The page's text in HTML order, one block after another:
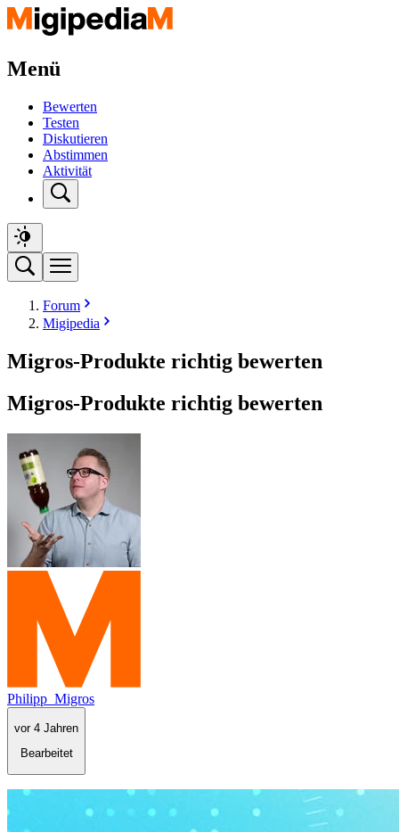
Menü
Bewerten
Testen
Diskutieren
Abstimmen
Aktivität
Forum
Migipedia
Migros-Produkte richtig bewerten
Migros-Produkte richtig bewerten
Philipp_Migros
vor 4 Jahren
Bearbeitet